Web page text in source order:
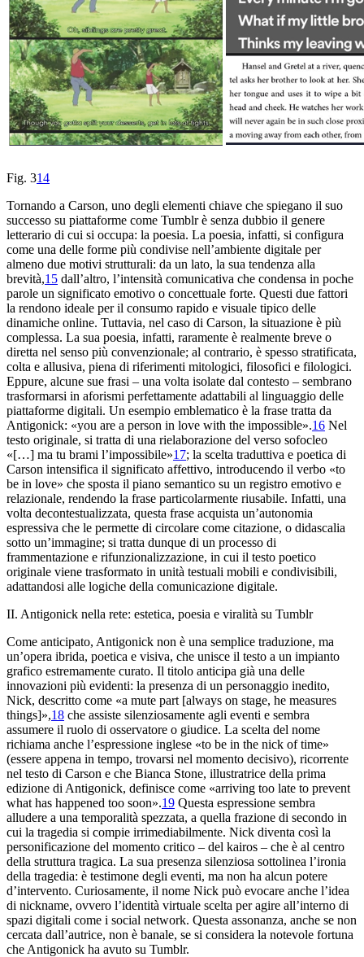
Fig. 314
Tornando a Carson, uno degli elementi chiave che spiegano il suo
successo su piattaforme come Tumblr è senza dubbio il genere
letterario di cui si occupa: la poesia. La poesia, infatti, si configura
come una delle forme più condivise nell’ambiente digitale per
almeno due motivi strutturali: da un lato, la sua tendenza alla
brevità,15 dall’altro, l’intensità comunicativa che condensa in poche
parole un significato emotivo o concettuale forte. Questi due fattori
la rendono ideale per il consumo rapido e visuale tipico delle
dinamiche online. Tuttavia, nel caso di Carson, la situazione è più
complessa. La sua poesia, infatti, raramente è realmente breve o
diretta nel senso più convenzionale; al contrario, è spesso stratificata,
colta e allusiva, piena di riferimenti mitologici, filosofici e filologici.
Eppure, alcune sue frasi – una volta isolate dal contesto – sembrano
trasformarsi in aforismi perfettamente adattabili al linguaggio delle
piattaforme digitali. Un esempio emblematico è la frase tratta da
Antigonick: «you are a person in love with the impossible».16 Nel
testo originale, si tratta di una rielaborazione del verso sofocleo
«[…] ma tu brami l’impossibile»17; la scelta traduttiva e poetica di
Carson intensifica il significato affettivo, introducendo il verbo «to
be in love» che sposta il piano semantico su un registro emotivo e
relazionale, rendendo la frase particolarmente riusabile. Infatti, una
volta decontestualizzata, questa frase acquista un’autonomia
espressiva che le permette di circolare come citazione, o didascalia
sotto un’immagine; si tratta dunque di un processo di
frammentazione e rifunzionalizzazione, in cui il testo poetico
originale viene trasformato in unità testuali mobili e condivisibili,
adattandosi alle logiche della comunicazione digitale.
II. Antigonick nella rete: estetica, poesia e viralità su Tumblr
Come anticipato, Antigonick non è una semplice traduzione, ma
un’opera ibrida, poetica e visiva, che unisce il testo a un impianto
grafico estremamente curato. Il titolo anticipa già una delle
innovazioni più evidenti: la presenza di un personaggio inedito,
Nick, descritto come «a mute part [always on stage, he measures
things]»,18 che assiste silenziosamente agli eventi e sembra
assumere il ruolo di osservatore o giudice. La scelta del nome
richiama anche l’espressione inglese «to be in the nick of time»
(essere appena in tempo, trovarsi nel momento decisivo), ricorrente
nel testo di Carson e che Bianca Stone, illustratrice della prima
edizione di Antigonick, definisce come «arriving too late to prevent
what has happened too soon».19 Questa espressione sembra
alludere a una temporalità spezzata, a quella frazione di secondo in
cui la tragedia si compie irrimediabilmente. Nick diventa così la
personificazione del momento critico – del kairos – che è al centro
della struttura tragica. La sua presenza silenziosa sottolinea l’ironia
della tragedia: è testimone degli eventi, ma non ha alcun potere
d’intervento. Curiosamente, il nome Nick può evocare anche l’idea
di nickname, ovvero l’identità virtuale scelta per agire all’interno di
spazi digitali come i social network. Questa assonanza, anche se non
cercata dall’autrice, non è banale, se si considera la notevole fortuna
che Antigonick ha avuto su Tumblr.